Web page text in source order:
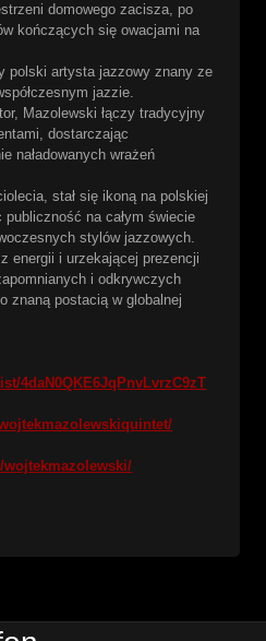
domowego zacisza, po
kończących się owacjami na
polski artysta jazzowy znany ze
jazzie.
Mazolewski łączy tradycyjny
dostarczając
naładowanych wrażeń
stał się ikoną na polskiej
na całym świecie
stylów jazzowych.
energii i urzekającej prezencji
i odkrywczych
znaną postacią w globalnej
4daN0QKE6JqPnvLvrzC9zT